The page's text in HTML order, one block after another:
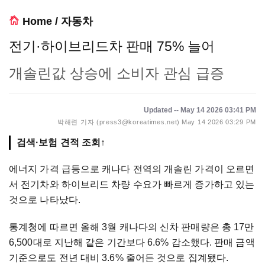
Home / 자동차
전기·하이브리드차 판매 75% 늘어
개솔린값 상승에 소비자 관심 급증
Updated -- May 14 2026 03:41 PM
박해련 기자 (press3@koreatimes.net) May 14 2026 03:29 PM
검색·보험 견적 조회↑
에너지 가격 급등으로 캐나다 전역의 개솔린 가격이 오르면
서 전기차와 하이브리드 차량 수요가 빠르게 증가하고 있는
것으로 나타났다.
통계청에 따르면 올해 3월 캐나다의 신차 판매량은 총 17만
6,500대로 지난해 같은 기간보다 6.6% 감소했다. 판매 금액
기준으로도 전년 대비 3.6% 줄어든 것으로 집계됐다.